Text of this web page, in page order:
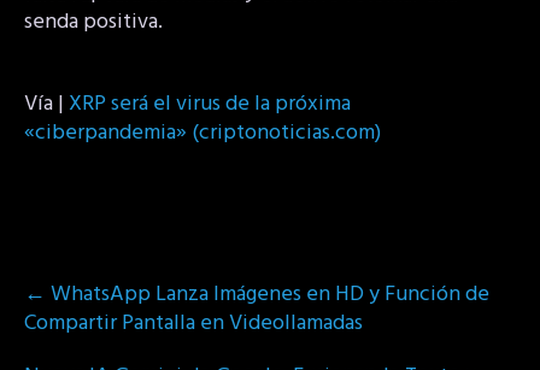
senda positiva.
Vía | XRP será el virus de la próxima
«ciberpandemia» (criptonoticias.com)
Post
navigation
← WhatsApp Lanza Imágenes en HD y Función de
Compartir Pantalla en Videollamadas